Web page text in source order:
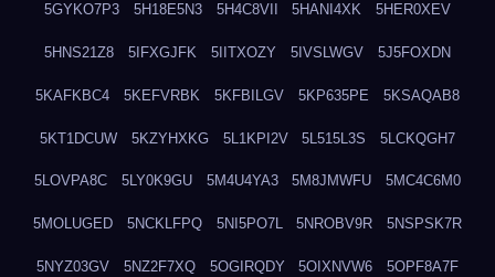
5GYKO7P3 5H18E5N3 5H4C8VII 5HANI4XK 5HER0XEV
5HNS21Z8 5IFXGJFK 5IITXOZY 5IVSLWGV 5J5FOXDN
5KAFKBC4 5KEFVRBK 5KFBILGV 5KP635PE 5KSAQAB8
5KT1DCUW 5KZYHXKG 5L1KPI2V 5L515L3S 5LCKQGH7
5LOVPA8C 5LY0K9GU 5M4U4YA3 5M8JMWFU 5MC4C6M0
5MOLUGED 5NCKLFPQ 5NI5PO7L 5NROBV9R 5NSPSK7R
5NYZ03GV 5NZ2F7XQ 5OGIRQDY 5OIXNVW6 5OPF8A7F